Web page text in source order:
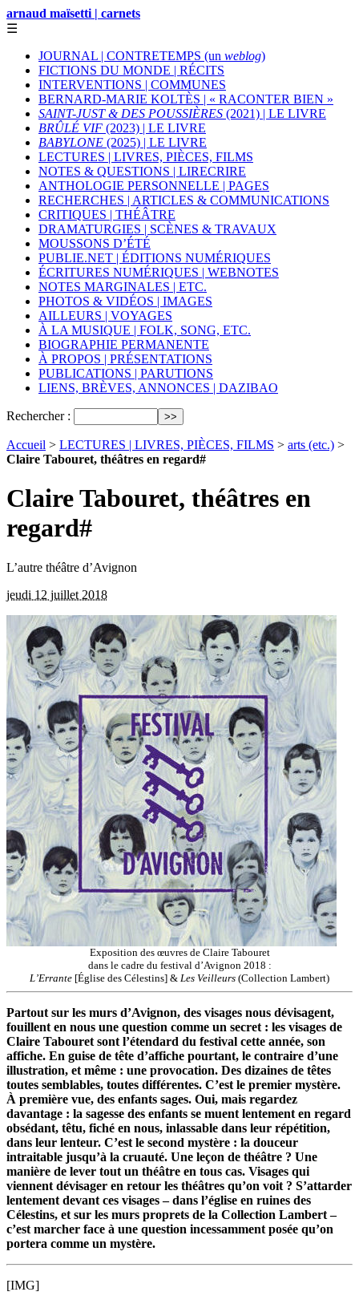
arnaud maïsetti | carnets
☰
JOURNAL | CONTRETEMPS (un weblog)
FICTIONS DU MONDE | RÉCITS
INTERVENTIONS | COMMUNES
BERNARD-MARIE KOLTÈS | « RACONTER BIEN »
SAINT-JUST & DES POUSSIÈRES (2021) | LE LIVRE
BRÛLÉ VIF (2023) | LE LIVRE
BABYLONE (2025) | LE LIVRE
LECTURES | LIVRES, PIÈCES, FILMS
NOTES & QUESTIONS | LIRECRIRE
ANTHOLOGIE PERSONNELLE | PAGES
RECHERCHES | ARTICLES & COMMUNICATIONS
CRITIQUES | THÉÂTRE
DRAMATURGIES | SCÈNES & TRAVAUX
MOUSSONS D’ÉTÉ
PUBLIE.NET | ÉDITIONS NUMÉRIQUES
ÉCRITURES NUMÉRIQUES | WEBNOTES
NOTES MARGINALES | ETC.
PHOTOS & VIDÉOS | IMAGES
AILLEURS | VOYAGES
À LA MUSIQUE | FOLK, SONG, ETC.
BIOGRAPHIE PERMANENTE
À PROPOS | PRÉSENTATIONS
PUBLICATIONS | PARUTIONS
LIENS, BRÈVES, ANNONCES | DAZIBAO
Rechercher :
Accueil > LECTURES | LIVRES, PIÈCES, FILMS > arts (etc.) >
Claire Tabouret, théâtres en regard#
Claire Tabouret, théâtres en
regard#
L’autre théâtre d’Avignon
jeudi 12 juillet 2018
Exposition des œuvres de Claire Tabouret
dans le cadre du festival d’Avignon 2018 :
L’Errante [Église des Célestins] & Les Veilleurs (Collection Lambert)
Partout sur les murs d’Avignon, des visages nous dévisagent,
fouillent en nous une question comme un secret : les visages de
Claire Tabouret sont l’étendard du festival cette année, son
affiche. En guise de tête d’affiche pourtant, le contraire d’une
illustration, et même : une provocation. Des dizaines de têtes
toutes semblables, toutes différentes. C’est le premier mystère.
À première vue, des enfants sages. Oui, mais regardez
davantage : la sagesse des enfants se muent lentement en regard
obsédant, têtu, fiché en nous, inlassable dans leur répétition,
dans leur lenteur. C’est le second mystère : la douceur
intraitable jusqu’à la cruauté. Une leçon de théâtre ? Une
manière de lever tout un théâtre en tous cas. Visages qui
viennent dévisager en retour les théâtres qu’on voit ? S’attarder
lentement devant ces visages – dans l’église en ruines des
Célestins, et sur les murs proprets de la Collection Lambert –
c’est marcher face à une question incessamment posée qu’on
portera comme un mystère.
[IMG]